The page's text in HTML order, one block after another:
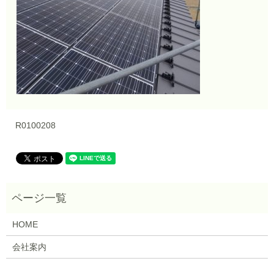
R0100208
HOME
会社案内